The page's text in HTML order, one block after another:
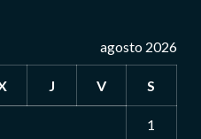
agosto 2026
J V S
1